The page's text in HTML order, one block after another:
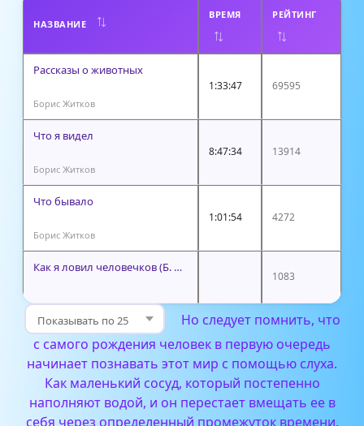
НАЗВАНИЕ
ВРЕМЯ РЕЙТИНГ
Рассказы о животных
Борис Житков
1:33:47 69595
Что я видел
Борис Житков
8:47:34 13914
Что бывало
Борис Житков
1:01:54 4272
Как я ловил человечков (Б. Житков)
1083
Но следует помнить, что
с самого рождения человек в первую очередь
начинает познавать этот мир с помощью слуха.
Как маленький сосуд, который постепенно
наполняют водой, и он перестает вмещать ее в
себя через определенный промежуток времени,